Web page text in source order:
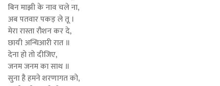
बिन माझी के नाव चले ना,
अब पतवार पकड़ ले तू ।
मेरा रास्ता रौशन कर दे,
छायी अन्धिआरी रात ॥
देना हो तो दीजिए,
जनम जनम का साथ ॥
सुना है हमने शरणागत को,